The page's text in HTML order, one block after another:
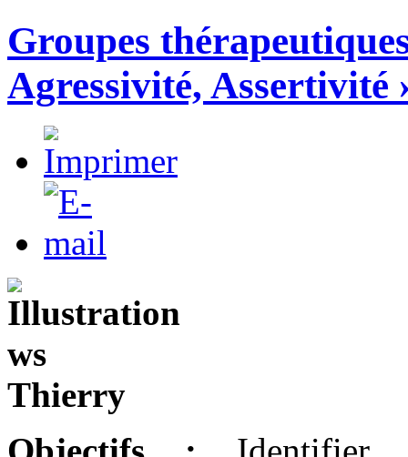
Groupes
Agressivité, Assertivité